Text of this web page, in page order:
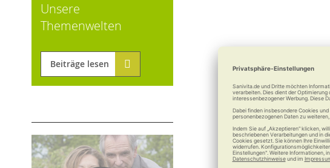
Unsere
Themenwelten
Beiträge lesen